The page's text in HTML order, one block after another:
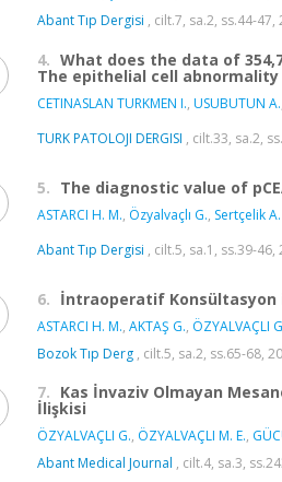
Abant Tıp Dergisi , cilt.7, sa.2, ss.44-47,
4. What does the data of
The epithelial cell
CETINASLAN TURKMEN I., USUBUTUN A.
TURK PATOLOJI DERGISI , cilt.33, sa.2,
5. The diagnostic value of
ASTARCI H. M., Özyalvaçlı G., Sertçelik A.
Abant Tıp Dergisi , cilt.5, sa.1, ss.39-
6. İntraoperatif Konsültasyon
ASTARCI H. M., AKTAŞ G., ÖZYALVAÇLI
Bozok Tıp Derg , cilt.5, sa.2, ss.65-68,
7. Kas İnvaziv Olmayan
İlişkisi
ÖZYALVAÇLI G., ÖZYALVAÇLI M. E.,
Abant Medical Journal , cilt.4, sa.3,